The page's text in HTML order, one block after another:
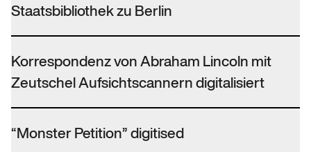
Staatsbibliothek zu Berlin
Korrespondenz von Abraham Lincoln mit
Zeutschel Aufsichtscannern digitalisiert
“Monster Petition” digitised